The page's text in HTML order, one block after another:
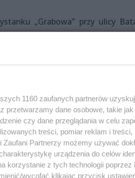
„Grabowa” przy ulicy
pierwotnego, beżowego
1160 zaufanych partnerów
przetwarzamy dane osobowe, takie
czy dane przeglądania w celu
treści, pomiar reklam i treści,
Partnerzy możemy używać
urządzenia do celów
korzystanie z tych technologii poprzez
wycofać klikając przycisk